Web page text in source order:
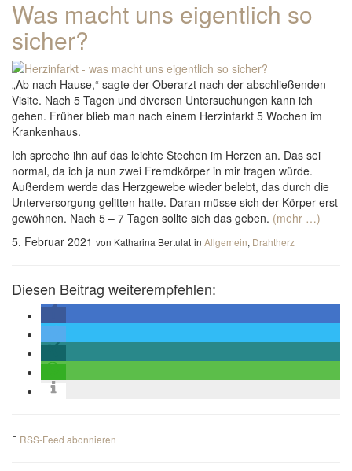
Was macht uns eigentlich so
sicher?
„Ab nach Hause,“ sagte der Oberarzt nach der abschließenden
Visite. Nach 5 Tagen und diversen Untersuchungen kann ich
gehen. Früher blieb man nach einem Herzinfarkt 5 Wochen im
Krankenhaus.
Ich spreche ihn auf das leichte Stechen im Herzen an. Das sei
normal, da ich ja nun zwei Fremdkörper in mir tragen würde.
Außerdem werde das Herzgewebe wieder belebt, das durch die
Unterversorgung gelitten hatte. Daran müsse sich der Körper erst
gewöhnen. Nach 5 – 7 Tagen sollte sich das geben. (mehr …)
5. Februar 2021 von Katharina Bertulat in Allgemein, Drahtherz
Diesen Beitrag weiterempfehlen:
RSS-Feed abonnieren